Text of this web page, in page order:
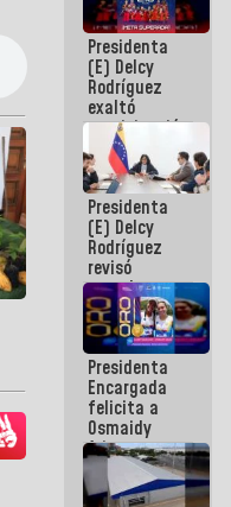
Presidenta
(E) Delcy
Rodríguez
exaltó
participación
de
Venezuela
en Juegos
Centroamericanos
y del Caribe
2026
Presidenta
(E) Delcy
Rodríguez
revisó
agenda
económica y
ejecución de
fondos de
emergencia
post-sismos
Presidenta
Encargada
felicita a
Osmaidy
Arias y
Giraly
Marcano por